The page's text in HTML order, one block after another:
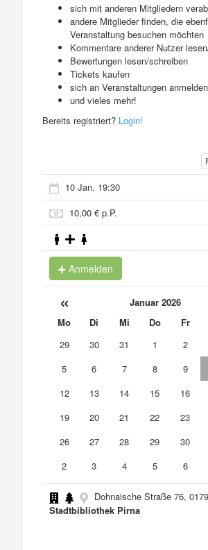
sich mit anderen Mitgliedern
andere Mitglieder finden, die
Veranstaltung besuchen möchten
Kommentare anderer Nutzer
Bewertungen lesen/schreiben
Tickets kaufen
sich an Veranstaltungen anmelden
und vieles mehr!
Bereits registriert? Login!
10 Jan. 19:30
10,00 € p.P.
Anmelden
« Januar 2026
Mo Di Mi Do Fr
29
30 31 1 2
5
6 7 8 9
12
13 14 15 16
19
20 21 22 23
26
27 28 29 30
2
3 4 5 6
Dohnaische Straße 76,
Stadtbibliothek Pirna